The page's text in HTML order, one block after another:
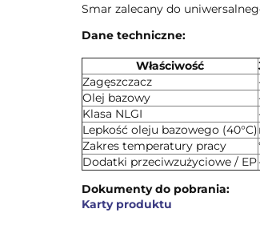
Smar zalecany do
Dane techniczne:
Właściwość
Zagęszczacz
Olej bazowy
Klasa NLGI
Lepkość oleju bazowego (40°C)
Zakres temperatury pracy
Dodatki przeciwzużyciowe / EP
Dokumenty do pobrania:
Karty produktu